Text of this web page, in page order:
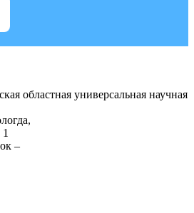
областная универсальная научная
–